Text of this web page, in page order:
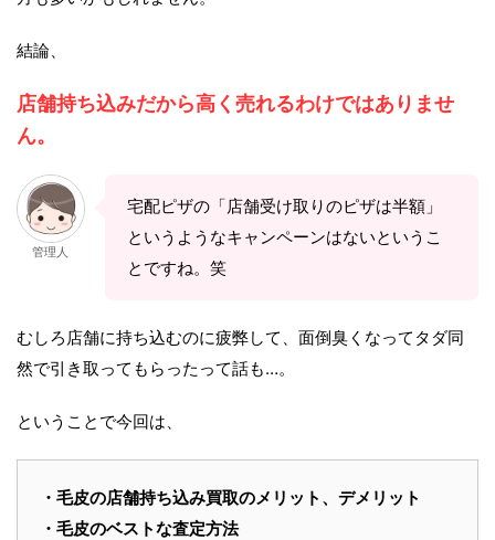
結論、
店舗持ち込みだから高く売れるわけではありませ
ん。
管理人
宅配ピザの「店舗受け取りのピザは半額」
というようなキャンペーンはないというこ
とですね。笑
むしろ店舗に持ち込むのに疲弊して、面倒臭くなってタダ同
然で引き取ってもらったって話も…。
ということで今回は、
・毛皮の店舗持ち込み買取のメリット、デメリット
・毛皮のベストな査定方法